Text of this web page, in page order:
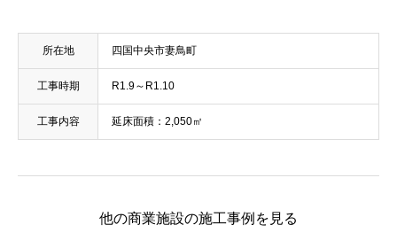
所在地 四国中央市妻鳥町
工事時期 R1.9～R1.10
工事内容 延床面積：2,050㎡
他の商業施設の施工事例を見る